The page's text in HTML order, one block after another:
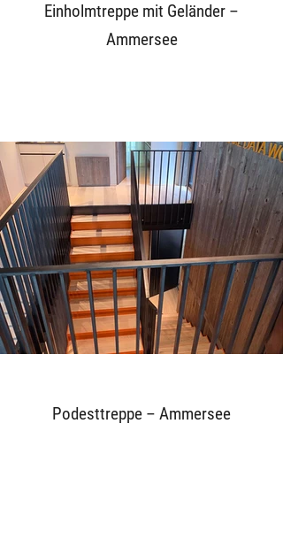
Einholmtreppe mit Geländer –
Ammersee
Podesttreppe – Ammersee